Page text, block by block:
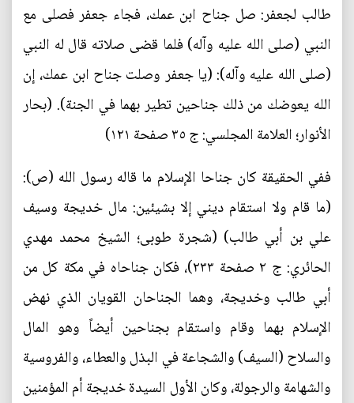
طالب لجعفر: صل جناح ابن عمك، فجاء جعفر فصلى مع
النبي (صلى الله عليه وآله) فلما قضى صلاته قال له النبي
(صلى الله عليه وآله): (يا جعفر وصلت جناح ابن عمك، إن
الله يعوضك من ذلك جناحين تطير بهما في الجنة). (بحار
الأنوار؛ العلامة المجلسي: ج ٣٥ صفحة ١٢١)
ففي الحقيقة كان جناحا الإسلام ما قاله رسول الله (ص):
(ما قام ولا استقام ديني إلا بشيئين: مال خديجة وسيف
علي بن أبي طالب) (شجرة طوبى؛ الشيخ محمد مهدي
الحائري: ج ٢ صفحة ٢٣٣)، فكان جناحاه في مكة كل من
أبي طالب وخديجة، وهما الجناحان القويان الذي نهض
الإسلام بهما وقام واستقام بجناحين أيضاً وهو المال
والسلاح (السيف) والشجاعة في البذل والعطاء، والفروسية
والشهامة والرجولة، وكان الأول السيدة خديجة أم المؤمنين